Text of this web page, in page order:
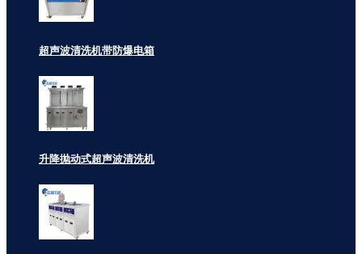
超声波清洗机带防爆电箱
升降抛动式超声波清洗机